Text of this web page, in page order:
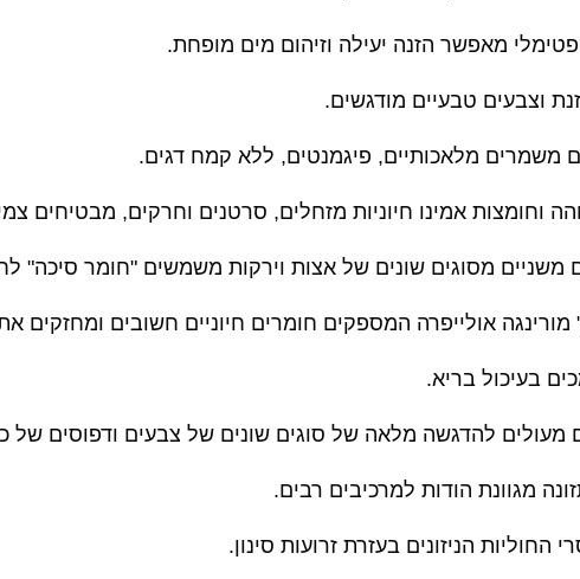
מאפשר הזנה יעילה וזיהום מים מופחת.
וצבעים טבעיים מודגשים.
משמרים מלאכותיים, פיגמנטים, ללא קמח דגים.
וחומצות אמינו חיוניות מזחלים, סרטנים וחרקים, מבטיחים
משניים מסוגים שונים של אצות וירקות משמשים "חומר סיכה"
אולייפרה המספקים חומרים חיוניים חשובים ומחזקים
בעיכול בריא.
מעולים להדגשה מלאה של סוגים שונים של צבעים ודפוסים של
מגוונת הודות למרכיבים רבים.
החוליות הניזונים בעזרת זרועות סינון.